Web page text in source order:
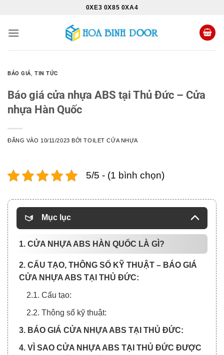
nội
0XE3 0X85 0XA4
BÁO GIÁ,TIN TỨC
Báo giá cửa nhựa ABS tại Thủ Đức – Cửa
nhựa Hàn Quốc
ĐĂNG VÀO 10/11/2023 BỞITOILET CỬA NHỰA
5/5 - (1 bình chọn)
Mục lục
1. CỬA NHỰA ABS HÀN QUỐC LÀ GÌ?
2. CẤU TẠO, THÔNG SỐ KỸ THUẬT – BÁO GIÁ
CỬA NHỰA ABS TẠI THỦ ĐỨC:
2.1. Cấu tạo:
2.2. Thông số kỹ thuật:
3. BÁO GIÁ CỬA NHỰA ABS TẠI THỦ ĐỨC:
4. VÌ SAO CỬA NHỰA ABS TẠI THỦ ĐỨC ĐƯỢC